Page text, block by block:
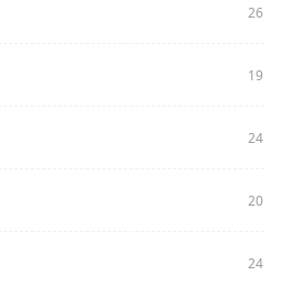
26
19
24
20
24